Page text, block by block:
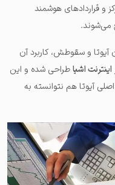
و قراردادهای هوشمند
می‌شوند.
آیوتا و سقوطش، کاربرد آن
اینترنت اشیاطراحی شده و این
آیوتا هم نتوانسته به